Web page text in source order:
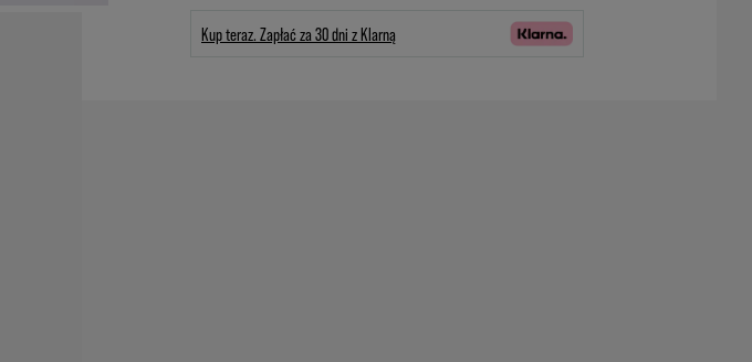
Kup teraz. Zapłać za 30 dni z Klarną